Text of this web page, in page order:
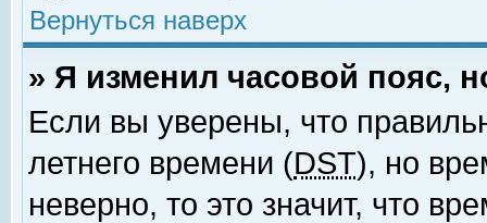
Вернуться наверх
» Я изменил часовой пояс,
Если вы уверены, что
летнего времени (DST), но
неверно, то это значит, что